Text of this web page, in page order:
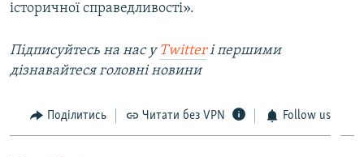
історичної справедливості».
Підписуйтесь на наc у Twitterі першими
дізнавайтеся головні новини
Поділитись Читати без VPN Follow us